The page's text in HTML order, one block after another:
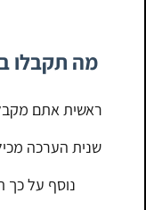
מה תקבלו
ראשית אתם
שנית הערכה
נוסף על כך